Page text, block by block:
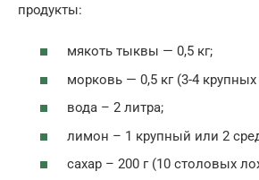
продукты:
мякоть тыквы — 0,5 кг;
морковь — 0,5 кг (3-4
вода – 2 литра;
лимон – 1 крупный или 2
сахар – 200 г (10 столовых